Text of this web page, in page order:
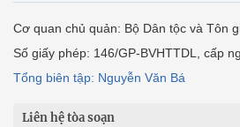
Cơ quan chủ quản: Bộ Dân tộc và Tôn
Số giấy phép: 146/GP-BVHTTDL, cấp
Tổng biên tập: Nguyễn Văn Bá
Liên hệ tòa soạn